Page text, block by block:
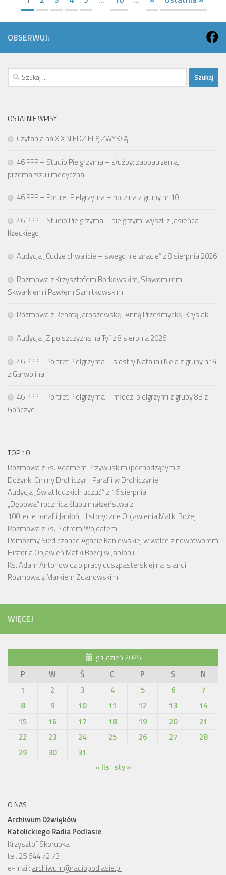
OBSERWUJ:
Szukaj:
OSTATNIE WPISY
Czytania na XIX NIEDZIELĘ ZWYKŁĄ
46 PPP – Studio Pielgrzyma – służby: zaopatrzenia,
przemarszu i medyczna
46 PPP – Portret Pielgrzyma – rodzina z grupy nr 10
46 PPP – Studio Pielgrzyma – pielgrzymi wyszli z Jasieńca
Iłżeckiego
Audycja „Cudze chwalicie – swego nie znacie” z 8 sierpnia 2026
Rozmowa z Krzysztofem Borkowskim, Sławomirem
Skwarkiem i Pawłem Szmitkowskim
Rozmowa z Renatą Jaroszewską i Anną Przesmycką-Krysiak
Audycja „Z polszczyzną na Ty” z 8 sierpnia 2026
46 PPP – Portret Pielgrzyma – siostry Natalia i Nela z grupy nr 4
z Garwolina
46 PPP – Portret Pielgrzyma – młodzi pielgrzymi z grupy 8B z
Gończyc
TOP 10
Rozmowa z ks. Adamem Przywuskim (pochodzącym z…
Dożynki Gminy Drohiczyn i Parafii w Drohiczynie
Audycja „Świat ludzkich uczuć” z 16 sierpnia
„Dębowa” rocznica ślubu małżeństwa z…
100 lecie parafii Jabłoń. Historyczne Objawienia Matki Bożej
Rozmowa z ks. Piotrem Wojdatem
Pomóżmy Siedlczance Agacie Kaniewskiej w walce z nowotworem
Historia Objawień Matki Bożej w Jabłoniu
Ks. Adam Antonowicz o pracy duszpasterskiej na Islandii
Rozmowa z Markiem Zdanowskim
WIĘCEJ
grudzień 2025
P
W Ś C P S
N
1
2 3 4 5 6
7
8
9 10 11 12 13
14
15
16 17 18 19 20
21
22
23 24 25 26 27
28
29
30
31
« lis sty »
O NAS
Archiwum Dźwięków
Katolickiego Radia Podlasie
Krzysztof Skorupka
tel. 25 644 72 73
e-mail: archiwum@radiopodlasie.pl